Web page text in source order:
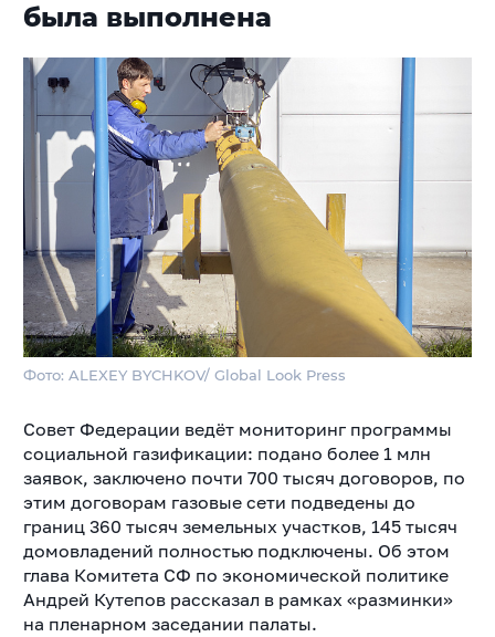
была выполнена
Фото: ALEXEY BYCHKOV/ Global Look Press
Совет Федерации ведёт мониторинг программы
социальной газификации: подано более 1 млн
заявок, заключено почти 700 тысяч договоров, по
этим договорам газовые сети подведены до
границ 360 тысяч земельных участков, 145 тысяч
домовладений полностью подключены. Об этом
глава Комитета СФ по экономической политике
Андрей Кутепов рассказал в рамках «разминки»
на пленарном заседании палаты.